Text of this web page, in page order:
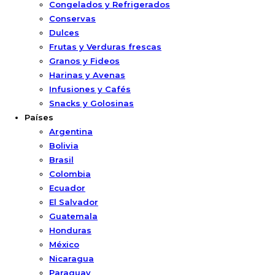
Congelados y Refrigerados
Conservas
Dulces
Frutas y Verduras frescas
Granos y Fideos
Harinas y Avenas
Infusiones y Cafés
Snacks y Golosinas
Países
Argentina
Bolivia
Brasil
Colombia
Ecuador
El Salvador
Guatemala
Honduras
México
Nicaragua
Paraguay